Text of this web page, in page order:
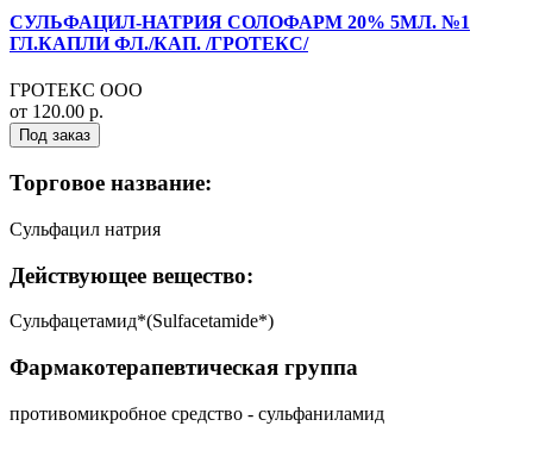
СУЛЬФАЦИЛ-НАТРИЯ СОЛОФАРМ 20% 5МЛ. №1
ГЛ.КАПЛИ ФЛ./КАП. /ГРОТЕКС/
ГРОТЕКС ООО
от 120.00 р.
Под заказ
Торговое название:
Сульфацил натрия
Действующее вещество:
Сульфацетамид*(Sulfacetamide*)
Фармакотерапевтическая группа
противомикробное средство - сульфаниламид